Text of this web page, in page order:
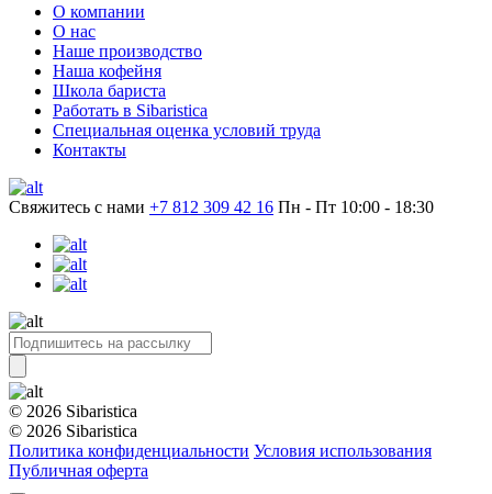
О компании
О нас
Наше производство
Наша кофейня
Школа бариста
Работать в Sibaristica
Специальная оценка условий труда
Контакты
Свяжитесь с нами +7 812 309 42 16 Пн - Пт 10:00 - 18:30
© 2026 Sibaristica
© 2026 Sibaristica
Политика конфиденциальности Условия использования
Публичная оферта